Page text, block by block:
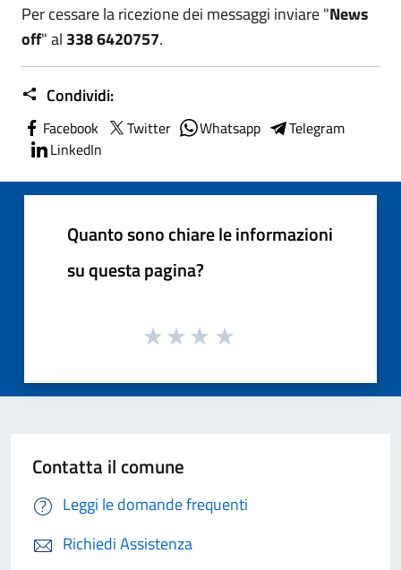
Per cessare la ricezione dei messaggi inviare "News
off" al 338 6420757.
Condividi:
Facebook Twitter Whatsapp
Telegram
LinkedIn
Quanto sono chiare le informazioni
su questa pagina?
Contatta il comune
Leggi le domande frequenti
Richiedi Assistenza